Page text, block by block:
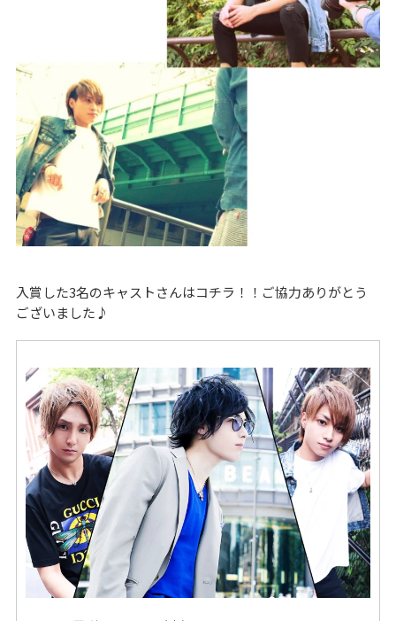
入賞した3名のキャストさんはコチラ！！ご協力ありがとう
ございました♪